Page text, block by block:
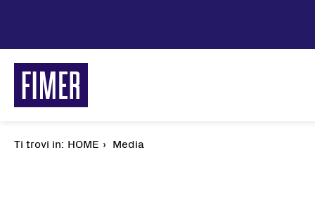
contenuto
principale
Ti trovi in: Briciole
HOME Media